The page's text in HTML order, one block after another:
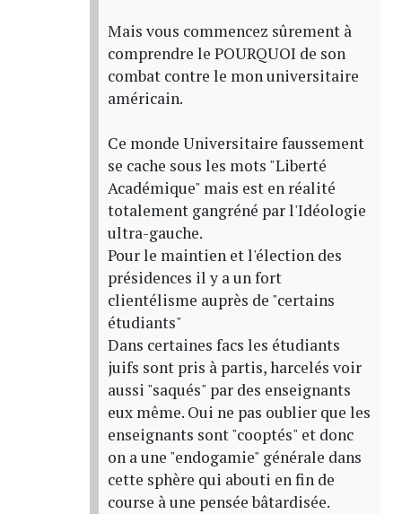
Mais vous commencez sûrement à
comprendre le POURQUOI de son
combat contre le mon universitaire
américain.
Ce monde Universitaire faussement
se cache sous les mots "Liberté
Académique" mais est en réalité
totalement gangréné par l'Idéologie
ultra-gauche.
Pour le maintien et l'élection des
présidences il y a un fort
clientélisme auprès de "certains
étudiants"
Dans certaines facs les étudiants
juifs sont pris à partis, harcelés voir
aussi "saqués" par des enseignants
eux même. Oui ne pas oublier que les
enseignants sont "cooptés" et donc
on a une "endogamie" générale dans
cette sphère qui abouti en fin de
course à une pensée bâtardisée.